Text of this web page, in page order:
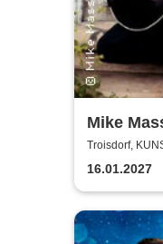
Mike
Classic
Troisdorf,
16.01.2027